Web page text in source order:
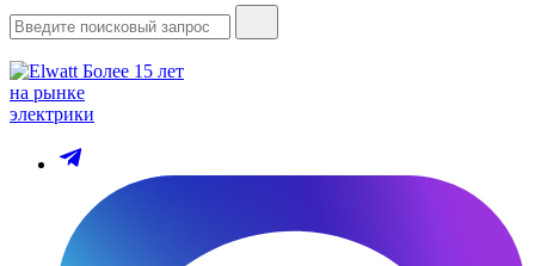
Более 15 лет
на рынке
электрики